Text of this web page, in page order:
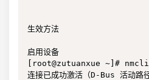
生效方法
启用设备
[root@zutuanxue ~]#
连接已成功激活（D-Bus 活动